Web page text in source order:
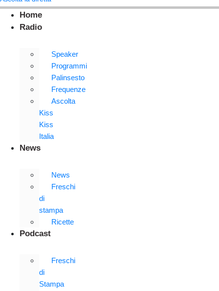
Home
Radio
Speaker
Programmi
Palinsesto
Frequenze
Ascolta
Kiss
Kiss
Italia
News
News
Freschi
di
stampa
Ricette
Podcast
Freschi
di
Stampa